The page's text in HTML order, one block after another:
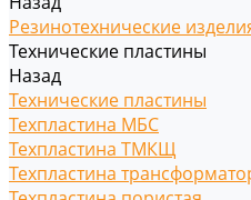
Резинотехнические
Технические пластины
Назад
Технические пластины
Техпластина МБС
Техпластина ТМКЩ
Техпластина